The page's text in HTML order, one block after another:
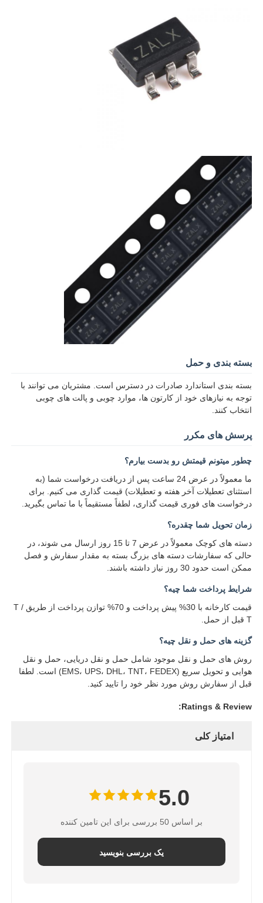
آی سی ایپرام
آی‌سی UART
ADC DAC
مدارهای یکپارچه RF
برنامه نویسی PLC
ماژول GPS
ماژول فرکانس رادیویی
ماژول برق
رله حالت جامد
آنتن ارتباطی
رابط
تراشه مدیریت برق
بسته بندی و حمل
بسته بندی استاندارد صادرات در دسترس است. مشتریان می توانند با
توجه به نیازهای خود از کارتون ها، موارد چوبی و پالت های چوبی
انتخاب کنند.
پرسش های مکرر
چطور ميتونم قيمتش رو بدست بيارم؟
ما معمولاً در عرض 24 ساعت پس از دریافت درخواست شما (به
استثنای تعطیلات آخر هفته و تعطیلات) قیمت گذاری می کنیم. برای
درخواست های فوری قیمت گذاری، لطفاً مستقیماً با ما تماس بگیرید.
زمان تحویل شما چقدره؟
دسته های کوچک معمولاً در عرض 7 تا 15 روز ارسال می شوند، در
حالی که سفارشات دسته های بزرگ بسته به مقدار سفارش و فصل
ممکن است حدود 30 روز نیاز داشته باشند.
شرایط پرداخت شما چيه؟
قیمت کارخانه با 30% پیش پرداخت و 70% توازن پرداخت از طریق T /
T قبل از حمل.
گزینه های حمل و نقل چیه؟
روش های حمل و نقل موجود شامل حمل و نقل دریایی، حمل و نقل
هوایی و تحویل سریع (EMS، UPS، DHL، TNT، FEDEX) است. لطفا
قبل از سفارش روش مورد نظر خود را تایید کنید.
Ratings & Review:
امتیاز کلی
5.0
بر اساس 50 بررسی برای این تامین کننده
یک بررسی بنویسید